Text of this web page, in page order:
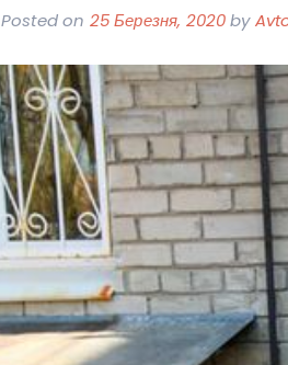
Posted on 25 Березня, 2020by